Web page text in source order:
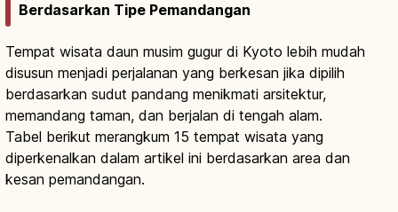
Berdasarkan Tipe Pemandangan
Tempat wisata daun musim gugur di Kyoto lebih mudah
disusun menjadi perjalanan yang berkesan jika dipilih
berdasarkan sudut pandang menikmati arsitektur,
memandang taman, dan berjalan di tengah alam.
Tabel berikut merangkum 15 tempat wisata yang
diperkenalkan dalam artikel ini berdasarkan area dan
kesan pemandangan.